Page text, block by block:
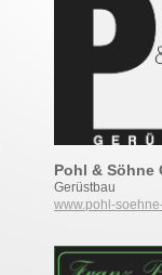
Pohl & Söhne
Gerüstbau
www.pohl-